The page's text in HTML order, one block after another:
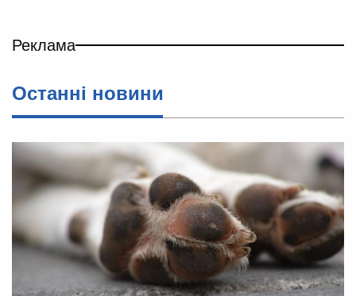
Реклама
Останні новини